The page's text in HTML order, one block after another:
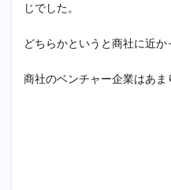
7
畑
オス
スメ
じでした。
どちらかというと商社に近か
商社のベンチャー企業はあま